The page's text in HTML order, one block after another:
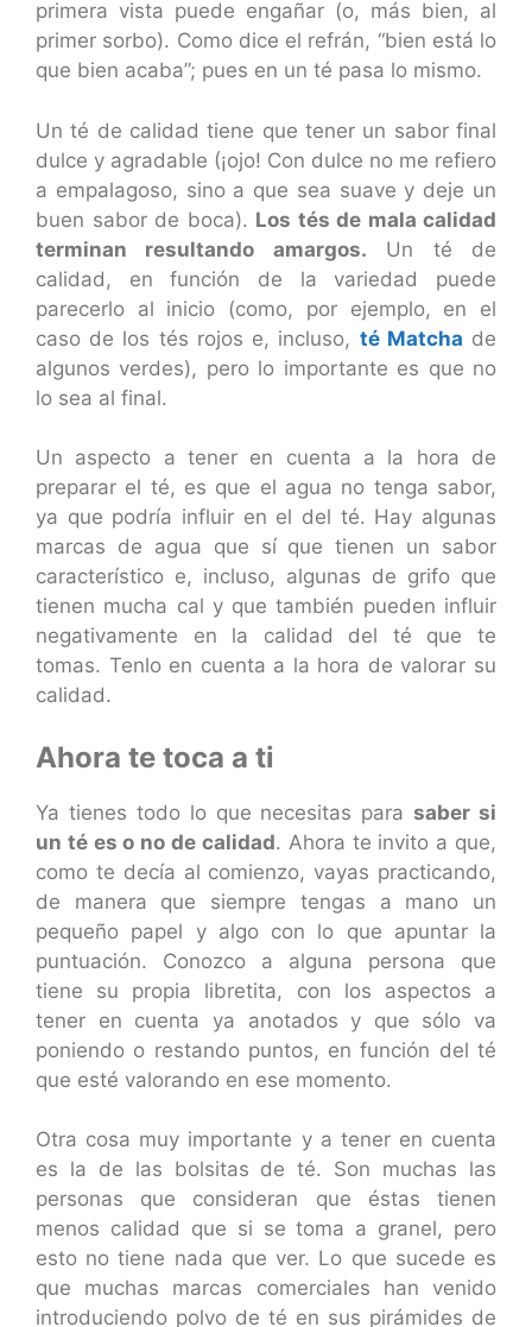
primera vista puede engañar (o, más bien, al
primer sorbo). Como dice el refrán, “bien está lo
que bien acaba”; pues en un té pasa lo mismo.
Un té de calidad tiene que tener un sabor final
dulce y agradable (¡ojo! Con dulce no me refiero
a empalagoso, sino a que sea suave y deje un
buen sabor de boca). Los tés de mala calidad
terminan resultando amargos. Un té de
calidad, en función de la variedad puede
parecerlo al inicio (como, por ejemplo, en el
caso de los tés rojos e, incluso, té Matcha de
algunos verdes), pero lo importante es que no
lo sea al final.
Un aspecto a tener en cuenta a la hora de
preparar el té, es que el agua no tenga sabor,
ya que podría influir en el del té. Hay algunas
marcas de agua que sí que tienen un sabor
característico e, incluso, algunas de grifo que
tienen mucha cal y que también pueden influir
negativamente en la calidad del té que te
tomas. Tenlo en cuenta a la hora de valorar su
calidad.
Ahora te toca a ti
Ya tienes todo lo que necesitas parasaber si
un té es o no de calidad. Ahora te invito a que,
como te decía al comienzo, vayas practicando,
de manera que siempre tengas a mano un
pequeño papel y algo con lo que apuntar la
puntuación. Conozco a alguna persona que
tiene su propia libretita, con los aspectos a
tener en cuenta ya anotados y que sólo va
poniendo o restando puntos, en función del té
que esté valorando en ese momento.
Otra cosa muy importante y a tener en cuenta
es la de las bolsitas de té. Son muchas las
personas que consideran que éstas tienen
menos calidad que si se toma a granel, pero
esto no tiene nada que ver. Lo que sucede es
que muchas marcas comerciales han venido
introduciendo polvo de té en sus pirámides de